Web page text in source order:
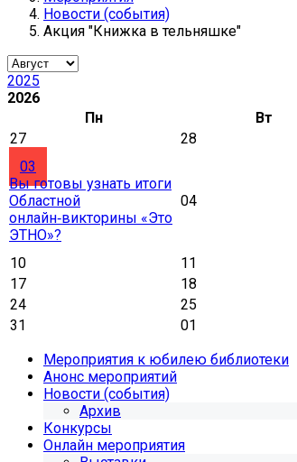
Новости (события)
Акция "Книжка в тельняшке"
2025
2026
Пн
Вт
27
28
03
Вы готовы узнать итоги
Областной
онлайн‑викторины «Это
ЭТНО»?
04
10 11
17
18
24
25
31
01
Мероприятия к юбилею библиотеки
Анонс мероприятий
Новости (события)
Архив
Конкурсы
Онлайн мероприятия